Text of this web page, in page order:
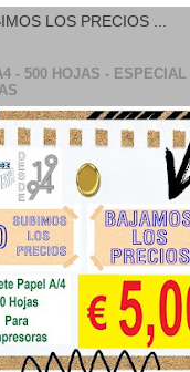
LOS PRECIOS ...
- 500 HOJAS - ESPECIAL